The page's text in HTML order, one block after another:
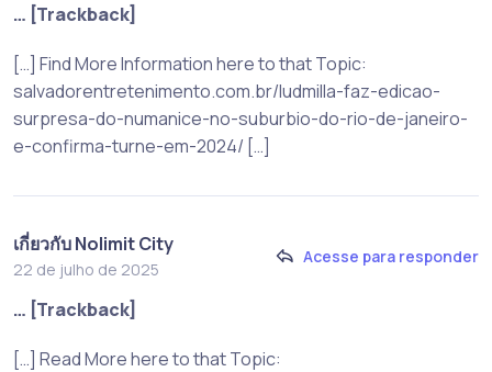
… [Trackback]
[…] Find More Information here to that Topic:
salvadorentretenimento.com.br/ludmilla-faz-edicao-
surpresa-do-numanice-no-suburbio-do-rio-de-janeiro-
e-confirma-turne-em-2024/ […]
เกี่ยวกับ Nolimit City
22 de julho de 2025
Acesse para responder
… [Trackback]
[…] Read More here to that Topic: